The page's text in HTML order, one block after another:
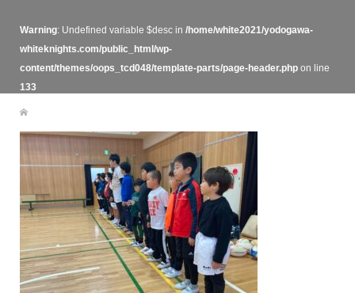
Warning: Undefined variable $desc in /home/white2021/yodogawa-
whiteknights.com/public_html/wp-
content/themes/oops_tcd048/template-parts/page-header.phpon line
133